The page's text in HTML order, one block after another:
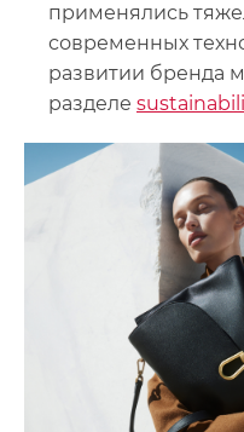
применялись
современных
развитии бренда
разделе